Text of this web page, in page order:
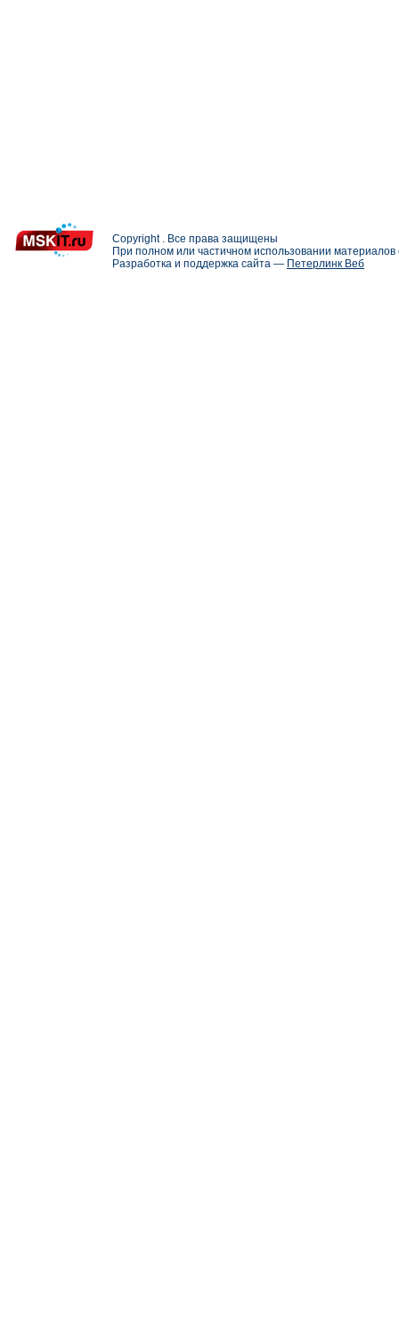
Copyright . Все права защищены
При полном или частичном использовании
Разработка и поддержка сайта — Петерлинк Веб